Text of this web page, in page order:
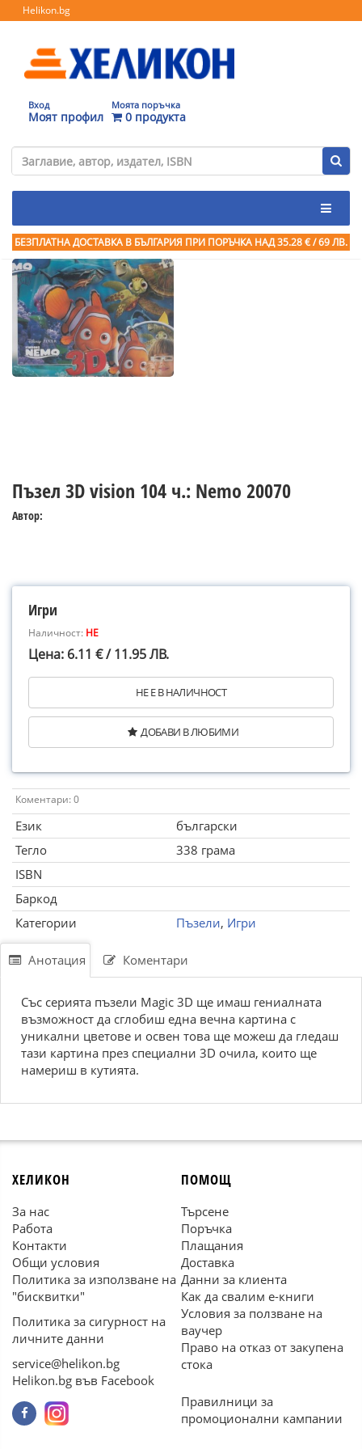
Helikon.bg
Вход
Моят профил
Моята поръчка
0 продукта
БЕЗПЛАТНА ДОСТАВКА В БЪЛГАРИЯ ПРИ ПОРЪЧКА НАД 35.28 € / 69 ЛВ.
Пъзел 3D vision 104 ч.: Nemo 20070
Автор:
Игри
Наличност: НЕ
Цена: 6.11 € / 11.95 ЛВ.
НЕ Е В НАЛИЧНОСТ
ДОБАВИ В ЛЮБИМИ
Коментари: 0
Език
български
Тегло
338 грама
ISBN
Баркод
Категории
Пъзели, Игри
Анотация Коментари
Със серията пъзели Magic 3D ще имаш гениалната
възможност да сглобиш една вечна картина с
уникални цветове и освен това ще можеш да гледаш
тази картина през специални 3D очила, които ще
намериш в кутията.
ХЕЛИКОН
За нас
Работа
Контакти
Общи условия
Политика за използване на
"бисквитки"
Политика за сигурност на
личните данни
service@helikon.bg
Helikon.bg във Facebook
ПОМОЩ
Търсене
Поръчка
Плащания
Доставка
Данни за клиента
Как да свалим е-книги
Условия за ползване на
ваучер
Право на отказ от закупена
стока
Правилници за
промоционални кампании